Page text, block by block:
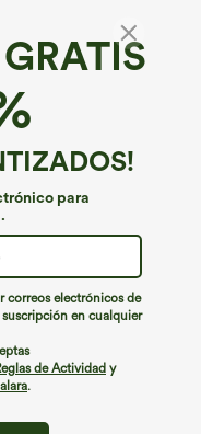
para
correos electrónicos de
en cualquier
de Actividad y
.
estás buscando.